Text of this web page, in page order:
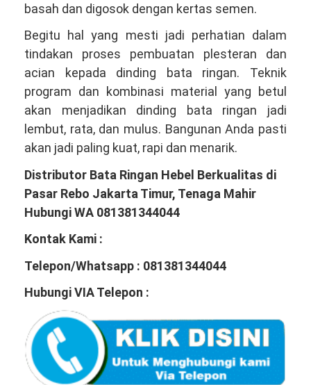
basah dan digosok dengan kertas semen.
Begitu hal yang mesti jadi perhatian dalam
tindakan proses pembuatan plesteran dan
acian kepada dinding bata ringan. Teknik
program dan kombinasi material yang betul
akan menjadikan dinding bata ringan jadi
lembut, rata, dan mulus. Bangunan Anda pasti
akan jadi paling kuat, rapi dan menarik.
Distributor Bata Ringan Hebel Berkualitas di
Pasar Rebo Jakarta Timur, Tenaga Mahir
Hubungi WA 081381344044
Kontak Kami :
Telepon/Whatsapp : 081381344044
Hubungi VIA Telepon :